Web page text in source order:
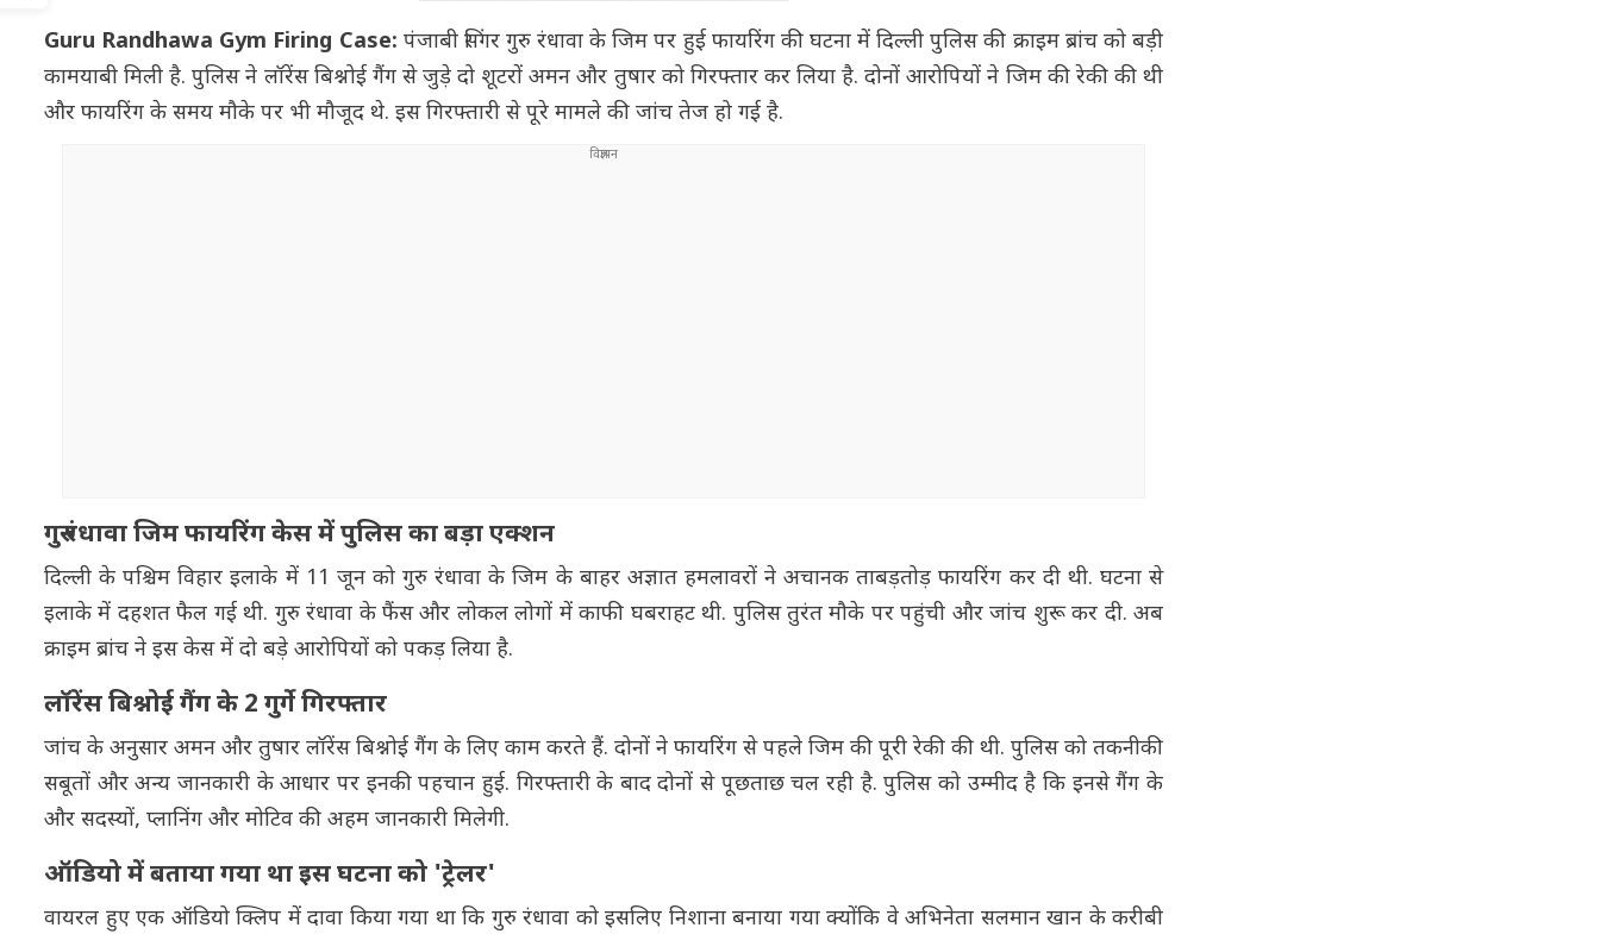
Guru Randhawa Gym Firing Case: पंजाबी सिंगर गुरु रंधावा के जिम पर हुई फायरिंग की घटना में दिल्ली पुलिस की क्राइम ब्रांच को बड़ी
कामयाबी मिली है. पुलिस ने लॉरेंस बिश्नोई गैंग से जुड़े दो शूटरों अमन और तुषार को गिरफ्तार कर लिया है. दोनों आरोपियों ने जिम की रेकी की थी
और फायरिंग के समय मौके पर भी मौजूद थे. इस गिरफ्तारी से पूरे मामले की जांच तेज हो गई है.
गुरु रंधावा जिम फायरिंग केस में पुलिस का बड़ा एक्शन
दिल्ली के पश्चिम विहार इलाके में 11 जून को गुरु रंधावा के जिम के बाहर अज्ञात हमलावरों ने अचानक ताबड़तोड़ फायरिंग कर दी थी. घटना से
इलाके में दहशत फैल गई थी. गुरु रंधावा के फैंस और लोकल लोगों में काफी घबराहट थी. पुलिस तुरंत मौके पर पहुंची और जांच शुरू कर दी. अब
क्राइम ब्रांच ने इस केस में दो बड़े आरोपियों को पकड़ लिया है.
लॉरेंस बिश्नोई गैंग के 2 गुर्गे गिरफ्तार
जांच के अनुसार अमन और तुषार लॉरेंस बिश्नोई गैंग के लिए काम करते हैं. दोनों ने फायरिंग से पहले जिम की पूरी रेकी की थी. पुलिस को तकनीकी
सबूतों और अन्य जानकारी के आधार पर इनकी पहचान हुई. गिरफ्तारी के बाद दोनों से पूछताछ चल रही है. पुलिस को उम्मीद है कि इनसे गैंग के
और सदस्यों, प्लानिंग और मोटिव की अहम जानकारी मिलेगी.
ऑडियो में बताया गया था इस घटना को 'ट्रेलर'
वायरल हुए एक ऑडियो क्लिप में दावा किया गया था कि गुरु रंधावा को इसलिए निशाना बनाया गया क्योंकि वे अभिनेता सलमान खान के करीबी